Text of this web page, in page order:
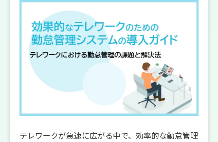
テレワークが急速に広がる中で、効率的な勤怠管理